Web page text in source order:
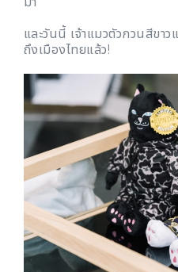
และวันนี้ เจ้าแมวตัวกวนสีขาว
ถึงเมืองไทยแล้ว!